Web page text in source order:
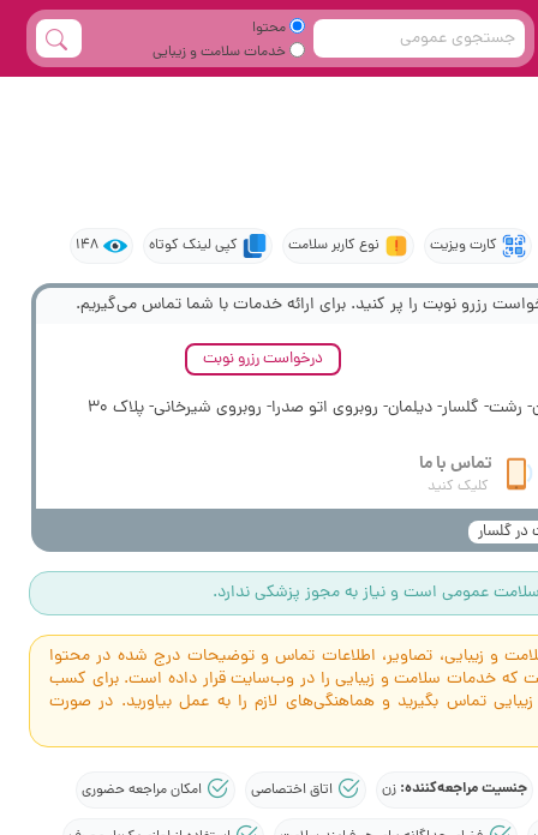
محتوا
خدمات سلامت و زیبایی
کارت ویزیت نوع کاربر سلامت کپی لینک کوتاه 148
رزرو نوبت را پر کنید. برای ارائه خدمات با شما تماس می‌گیریم.
درخواست رزرو نوبت
رشت- گلسار- دیلمان- روبروی اتو صدرا- روبروی شیرخانی- پلاک 30
تماس با ما
کلیک کنید
گلسار
عمومی است و نیاز به مجوز پزشکی ندارد.
و زیبایی، تصاویر، اطلاعات تماس و توضیحات درج شده در محتوا
که خدمات سلامت و زیبایی را در وب‌سایت قرار داده است. برای کسب
تماس بگیرید و هماهنگی‌های لازم را به عمل بیاورید. در صورت
جنسیت مراجعه‌کننده: زن اتاق اختصاصی امکان مراجعه حضوری